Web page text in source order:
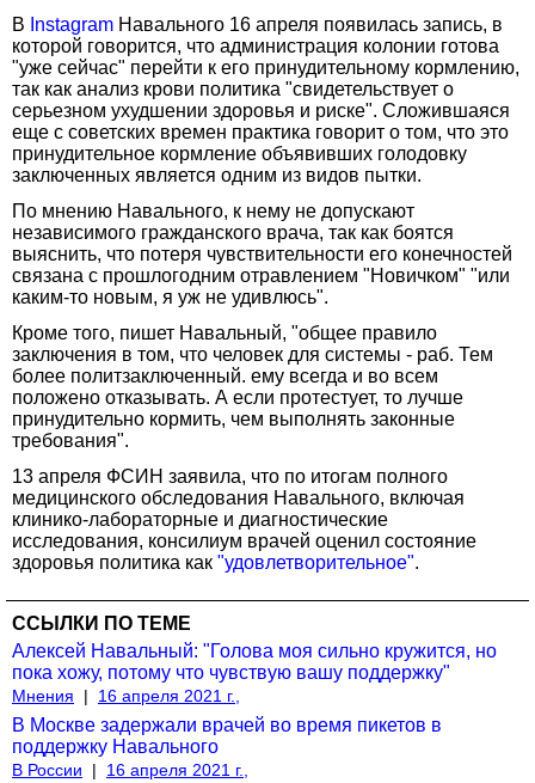
В Instagram Навального 16 апреля появилась запись, в
которой говорится, что администрация колонии готова
"уже сейчас" перейти к его принудительному кормлению,
так как анализ крови политика "свидетельствует о
серьезном ухудшении здоровья и риске". Сложившаяся
еще с советских времен практика говорит о том, что это
принудительное кормление объявивших голодовку
заключенных является одним из видов пытки.
По мнению Навального, к нему не допускают
независимого гражданского врача, так как боятся
выяснить, что потеря чувствительности его конечностей
связана с прошлогодним отравлением "Новичком" "или
каким-то новым, я уж не удивлюсь".
Кроме того, пишет Навальный, "общее правило
заключения в том, что человек для системы - раб. Тем
более политзаключенный. ему всегда и во всем
положено отказывать. А если протестует, то лучше
принудительно кормить, чем выполнять законные
требования".
13 апреля ФСИН заявила, что по итогам полного
медицинского обследования Навального, включая
клинико-лабораторные и диагностические
исследования, консилиум врачей оценил состояние
здоровья политика как "удовлетворительное".
ССЫЛКИ ПО ТЕМЕ
Алексей Навальный: "Голова моя сильно кружится, но
пока хожу, потому что чувствую вашу поддержку"
Мнения | 16 апреля 2021 г.,
В Москве задержали врачей во время пикетов в
поддержку Навального
В России | 16 апреля 2021 г.,